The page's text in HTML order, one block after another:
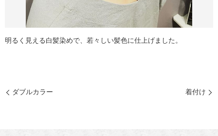
明るく見える白髪染めで、若々しい髪色に仕上げました。
ダブルカラー 着付け